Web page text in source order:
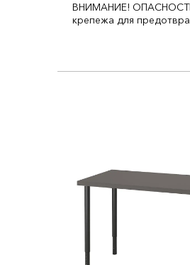
ВНИМАНИЕ! ОПАСНОСТЬ
крепежа для